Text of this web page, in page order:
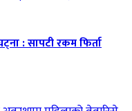
: सापटी रकम फिर्ता